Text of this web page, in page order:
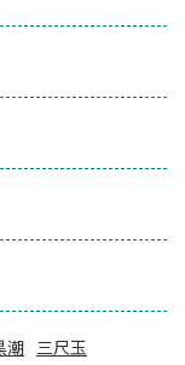
潮 三尺玉